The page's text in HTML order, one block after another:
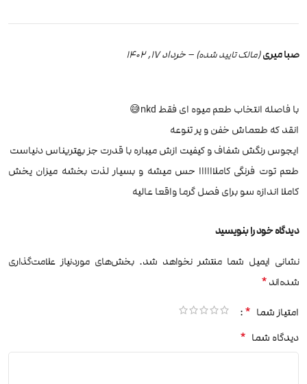
صبا میری(مالک تایید شده) –خرداد 17, 1402
با فاصله انتخاب طعم میوه ای فقط nkd😅
انقد که طعماش خفن و پر تنوعه
ایجوس رنگش شفاف و کیفیت ازش میباره با قدرت جز بهتریناس دنیاست
طعم توت فرنگی کاملاااااا حس میشه و بسیار لذت بخشه میزان یخش
کاملا اندازه سو برای فصل گرما واقعا عالیه
دیدگاه خود را بنویسید
نشانی ایمیل شما منتشر نخواهد شد. بخش‌های موردنیاز علامت‌گذاری
شده‌اند*
امتیاز شما *
دیدگاه شما *